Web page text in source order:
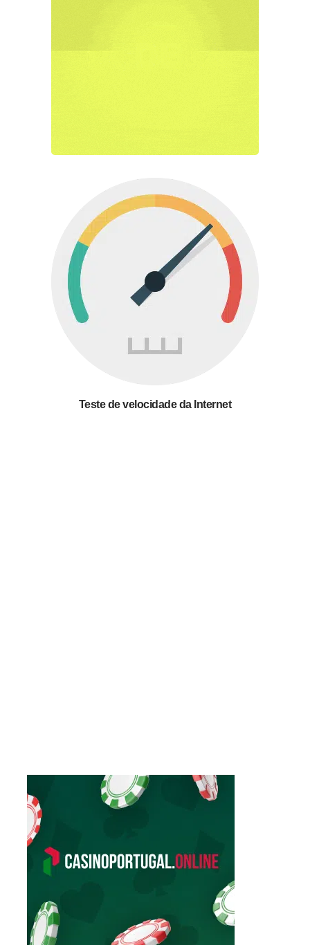
Teste de velocidade da Internet